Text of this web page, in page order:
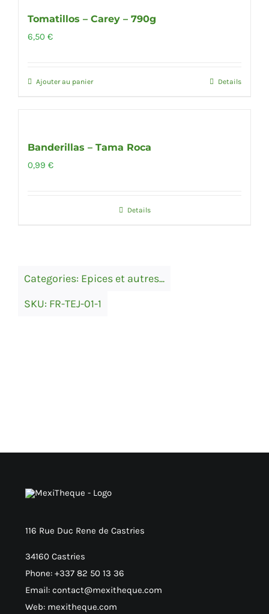
Tomatillos – Carey – 790g
6,50 €
Ajouter au panier Details
Banderillas – Tama Roca
0,99 €
Details
Categories: Epices et autres...
SKU: FR-TEJ-01-1
116 Rue Duc Rene de Castries
34160 Castries
Phone: +337 82 50 13 36
Email: contact@mexitheque.com
Web: mexitheque.com